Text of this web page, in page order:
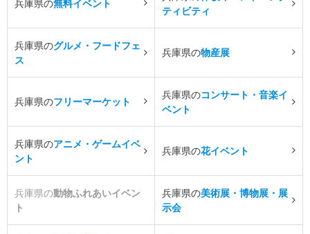
兵庫県の無料イベント
ティビティ
兵庫県のグルメ・フードフェ
ス
兵庫県の物産展
兵庫県のフリーマーケット
兵庫県のコンサート・音楽イ
ベント
兵庫県のアニメ・ゲームイベ
ント
兵庫県の花イベント
兵庫県の動物ふれあいイベン
ト
兵庫県の美術展・博物展・展
示会